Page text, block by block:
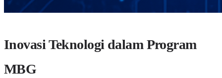
Inovasi Teknologi dalam Program
MBG